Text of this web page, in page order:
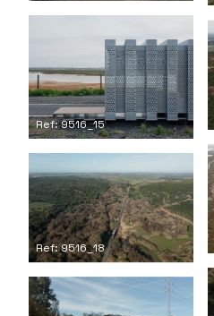
Ref: 9516_15
Ref: 9516_18